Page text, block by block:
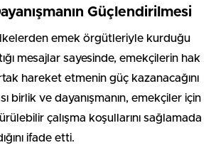
Güçlendirilmesi
emek örgütleriyle kurduğu
mesajlar sayesinde, emekçilerin hak
hareket etmenin güç kazanacağını
birlik ve dayanışmanın, emekçiler için
çalışma koşullarını sağlamada
ifade etti.